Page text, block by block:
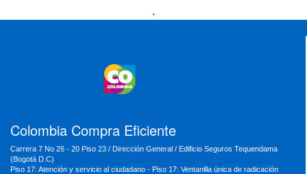
MinRelaciones
MinHacienda
.
Colombia Compra Eficiente
Carrera 7 No 26 - 20 Piso 23 / Dirección General / Edificio Seguros Tequendama
(Bogotá D.C)
Piso 17: Atención y servicio al ciudadano - Piso 17: Ventanilla única de radicación